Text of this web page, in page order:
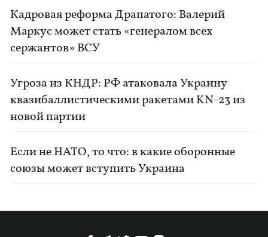
Кадровая реформа Драпатого: Валерий
Маркус может стать «генералом всех
сержантов» ВСУ
Угроза из КНДР: РФ атаковала Украину
квазибаллистическими ракетами KN-23 из
новой партии
Если не НАТО, то что: в какие оборонные
союзы может вступить Украина